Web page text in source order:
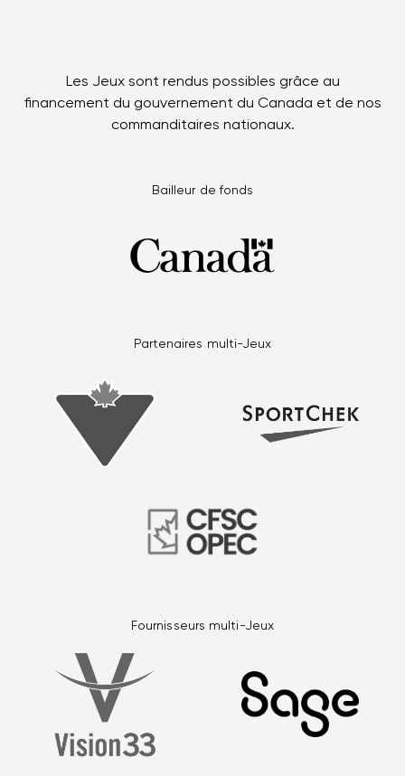
Les Jeux sont rendus possibles grâce au
financement du gouvernement du Canada et de nos
commanditaires nationaux.
Bailleur de fonds
Partenaires multi-Jeux
Fournisseurs multi-Jeux